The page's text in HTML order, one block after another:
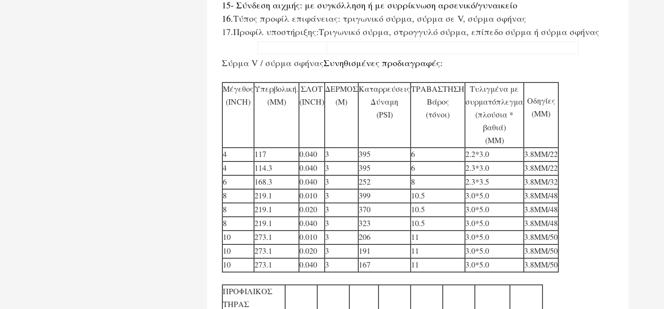
15- Σύνδεση αιχμής: με συγκόλληση ή με συρρίκνωση αρσενικό/γυναικείο
16.Τύπος προφίλ επιφάνειας: τριγωνικό σύρμα, σύρμα σε V, σύρμα σφήνας
17.Προφίλ υποστήριξης:Τριγωνικό σύρμα, στρογγυλό σύρμα, επίπεδο σύρμα ή σύρμα σφήνας
Σύρμα V / σύρμα σφήναςΣυνηθισμένες προδιαγραφές:
Μέγεθος
(INCH)
Υπερβολική.
(MM)
ΣΛΟΤ
(INCH)
ΔΕΡΜΟΣ
(Μ)
Καταρρεύσεις
Δύναμη
(PSI)
ΤΡΑΒΑΣΤΗΣΗ
Βάρος
(τόνοι)
Τυλιγμένα με
συρματόπλεγμα
(πλούσια *
βαθιά)
(MM)
Οδηγίες
(MM)
4 117 0.040 3 395 6 2.2*3.0
3.8MM/22
4
114.3 0.040 3 395 6 2.3*3.0
3.8MM/22
6
168.3 0.040 3 252 8 2.3*3.5
3.8MM/32
8
219.1 0.010 3 399 10.5 3.0*5.0
3.8MM/48
8
219.1 0.020 3 370 10.5 3.0*5.0
3.8MM/48
8
219.1 0.040 3 323 10.5 3.0*5.0
3.8MM/48
10
273.1 0.010 3 206 11 3.0*5.0
3.8MM/50
10
273.1 0.020 3 191 11 3.0*5.0
3.8MM/50
10
273.1 0.040 3 167 11 3.0*5.0 3.8MM/50
ΠΡΟΦΙΛΙΚΟΣ
ΤΗΡΑΣ